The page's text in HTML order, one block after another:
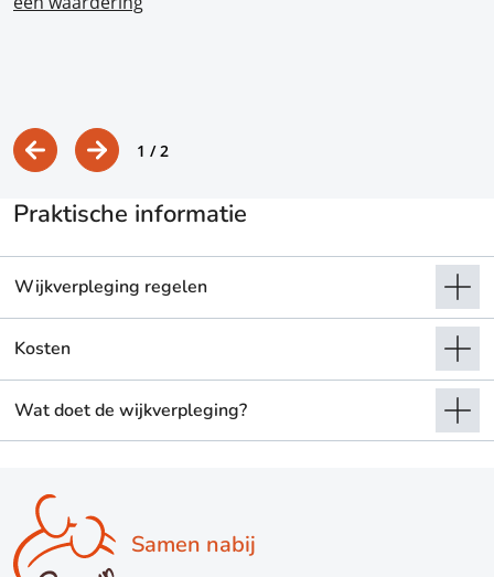
1 / 2
Praktische informatie
Wijkverpleging regelen
Kosten
Wat doet de wijkverpleging?
Samen nabij